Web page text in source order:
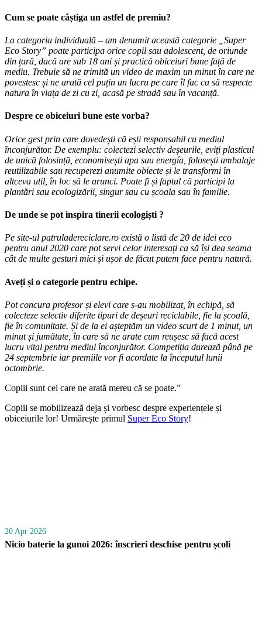
Cum se poate câștiga un astfel de premiu?
La categoria individuală – am denumit această categorie „Super
Eco Story” poate participa orice copil sau adolescent, de oriunde
din țară, dacă are sub 18 ani și practică obiceiuri bune față de
mediu. Trebuie să ne trimită un video de maxim un minut în care ne
povestesc și ne arată cel puțin un lucru pe care îl fac ca să respecte
natura în viața de zi cu zi, acasă pe stradă sau în vacanță.
Despre ce obiceiuri bune este vorba?
Orice gest prin care dovedești că ești responsabil cu mediul
înconjurător. De exemplu: colectezi selectiv deșeurile, eviți plasticul
de unică folosință, economisești apa sau energía, folosești ambalaje
reutilizabile sau recuperezi anumite obiecte și le transformi în
altceva util, în loc să le arunci. Poate fi și faptul că participi la
plantări sau ecologizării, singur sau cu școala sau în familie.
De unde se pot inspira tinerii ecologiști ?
Pe site-ul patruladereciclare.ro există o listă de 20 de idei eco
pentru anul 2020 care pot servi celor interesați ca să își dea seama
cât de multe gesturi mici și ușor de făcut putem face pentru natură.
Aveți și o categorie pentru echipe.
Pot concura profesor și elevi care s-au mobilizat, în echipă, să
colecteze selectiv diferite tipuri de deșeuri reciclabile, fie la școală,
fie în comunitate. Și de la ei așteptăm un video scurt de 1 minut, un
minut și jumătate, în care să ne arate cum reușesc să facă acest
lucru vital pentru mediul înconjurător. Competiția durează până pe
24 septembrie iar premiile vor fi acordate la începutul lunii
octombrie.
Copiii sunt cei care ne arată mereu că se poate.”
Copiii se mobilizează deja și vorbesc despre experiențele și
obiceiurile lor! Urmărește primul Super Eco Story!
20 Apr 2026
Nicio baterie la gunoi 2026: înscrieri deschise pentru școli